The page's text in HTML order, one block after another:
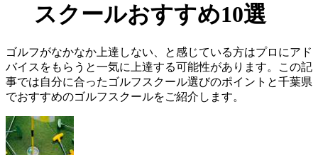
スクールおすすめ10選
ゴルフがなかなか上達しない、と感じている方はプロにアド
バイスをもらうと一気に上達する可能性があります。この記
事では自分に合ったゴルフスクール選びのポイントと千葉県
でおすすめのゴルフスクールをご紹介します。